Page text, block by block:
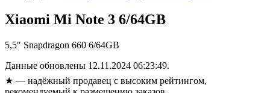
Xiaomi Mi Note 3 6/64GB
5,5″ Snapdragon 660 6/64GB
Данные обновлены 12.11.2024 06:23:49.
★ — надёжный продавец с высоким рейтингом,